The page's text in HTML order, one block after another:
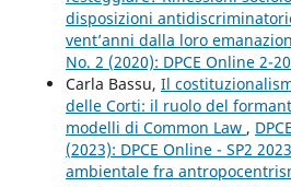
disposizioni
vent’anni dalla loro
No. 2 (2020): DPCE Online 2-
Carla Bassu, Il
delle Corti: il ruolo del
modelli di Common Law ,
(2023): DPCE Online - SP2
ambientale fra